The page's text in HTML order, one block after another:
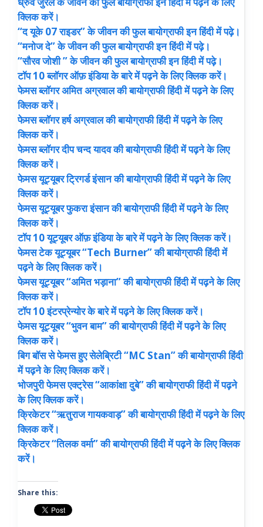
क्लिक करें।
“द यूके07राइडर”के जीवन की फुल बायोग्राफी इन हिंदी में पढ़े।
“मनोज दे”के जीवन की फुल बायोग्राफी इन हिंदी में पढ़े।
“सौरव जोशी”के जीवन की फुल बायोग्राफी इन हिंदी में पढ़े।
टॉप10ब्लॉगर ऑफ़ इंडिया के बारे में पढ़ने के लिए क्लिक करें।
फेमस ब्लॉगर अमित अग्रवाल की बायोग्राफी हिंदी में पढ़ने के लिए
क्लिक करें।
फेमस ब्लॉगर हर्ष अग्रवाल की बायोग्राफी हिंदी में पढ़ने के लिए
क्लिक करें।
फेमस ब्लॉगर दीप चन्द यादव की बायोग्राफी हिंदी में पढ़ने के लिए
क्लिक करें।
फेमस यूट्यूबर ट्रिगर्ड इंसान की बायोग्राफी हिंदी में पढ़ने के लिए
क्लिक करें।
फेमस यूट्यूबर फुकरा इंसान की बायोग्राफी हिंदी में पढ़ने के लिए
क्लिक करें।
टॉप10यूट्यूबर ऑफ़ इंडिया के बारे में पढ़ने के लिए क्लिक करें।
फेमस टेक यूट्यूबर“Tech Burner”की बायोग्राफी हिंदी में
पढ़ने के लिए क्लिक करें।
फेमस यूट्यूबर“अमित भड़ाना”की बायोग्राफी हिंदी में पढ़ने के लिए
क्लिक करें।
टॉप10इंटरप्रेन्योर के बारे में पढ़ने के लिए क्लिक करें।
फेमस यूट्यूबर“भुवन बाम”की बायोग्राफी हिंदी मेंपढ़ने के लिए
क्लिक करें।
बिग बॉस से फेमस हुए सेलेब्रिटी“MC Stan”की बायोग्राफी हिंदी
में पढ़ने के लिए क्लिक करें।
भोजपुरी फेमस एक्ट्रेस“आकांक्षा दुबे”की बायोग्राफी हिंदी में पढ़ने
के लिए क्लिक करें।
क्रिकेटर“ऋतुराज गायकवाड़”की बायोग्राफी हिंदी में पढ़ने के लिए
क्लिक करें।
क्रिकेटर“तिलक वर्मा”की बायोग्राफी हिंदी में पढ़ने के लिए क्लिक
करें।
Share this: